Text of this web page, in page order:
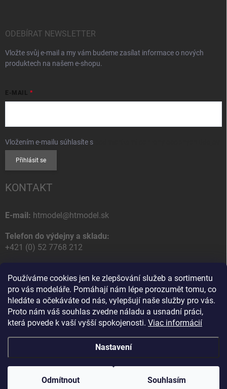
Používáme cookies jen ke zlepšování služeb a sortimentu
pro vás modeláře. Pomáhají nám lépe porozumět tomu, co
hledáte a očekáváte od nás, vylepšují naše služby pro vás.
Proto nám váš souhlas zvedne náladu a usnadní práci,
která povede k vaší vyšší spokojenosti. Viac informácií
Nastavení
Odmítnout Souhlasím
ODEBÍRAT NEWSLETTER
Vložte svůj e-mail a my vám budeme zasílat informace o nových
produktech na našem e-shopu.
E-MAIL
Vložením e-mailu súhlasíte s
Přihlásit se
KONTAKT
E-mail: htmodel@htmodel.sk
Telefon do výdejny a skladu:
+421 (0) 52 7768 212
HT model
Na letisko 49
058 01 Poprad
Slovenská Republika
Copyright 2026HT model. Všechna práva vyhrazena.Upravit nastavení